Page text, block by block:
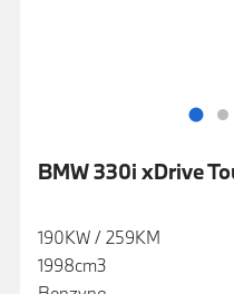
BMW 330i xDrive
190KW / 259KM
1998cm3